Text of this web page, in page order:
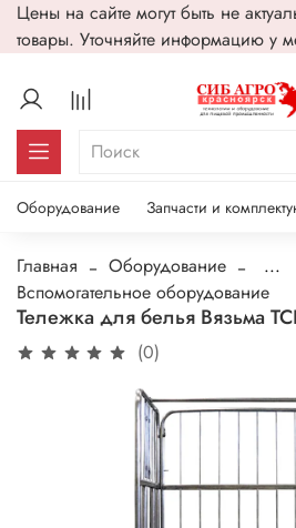
Цены на сайте могут быть не
товары. Уточняйте информацию у
Оборудование Запчасти и
Главная Оборудование
...
Вспомогательное оборудование
Тележка для белья Вязьма
(0)